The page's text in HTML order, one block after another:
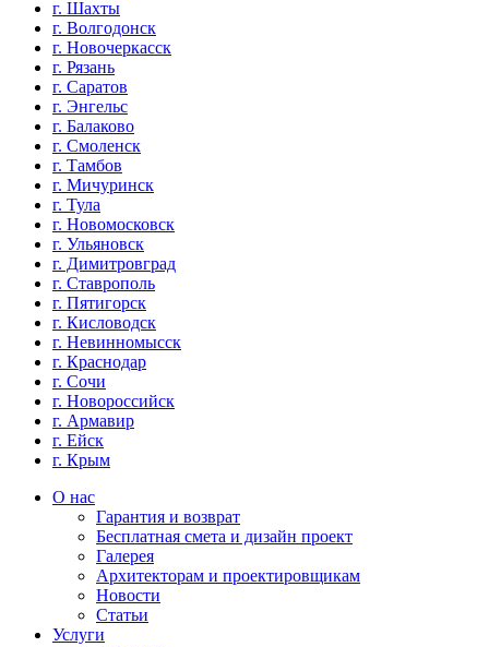
г. Шахты
г. Волгодонск
г. Новочеркасск
г. Рязань
г. Саратов
г. Энгельс
г. Балаково
г. Смоленск
г. Тамбов
г. Мичуринск
г. Тула
г. Новомосковск
г. Ульяновск
г. Димитровград
г. Ставрополь
г. Пятигорск
г. Кисловодск
г. Невинномысск
г. Краснодар
г. Сочи
г. Новороссийск
г. Армавир
г. Ейск
г. Крым
О нас
Гарантия и возврат
Бесплатная смета и дизайн проект
Галерея
Архитекторам и проектировщикам
Новости
Статьи
Услуги